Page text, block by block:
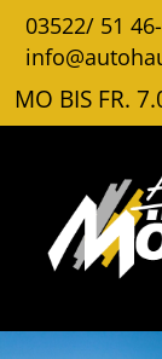
03522/ 51
MO BIS FR.